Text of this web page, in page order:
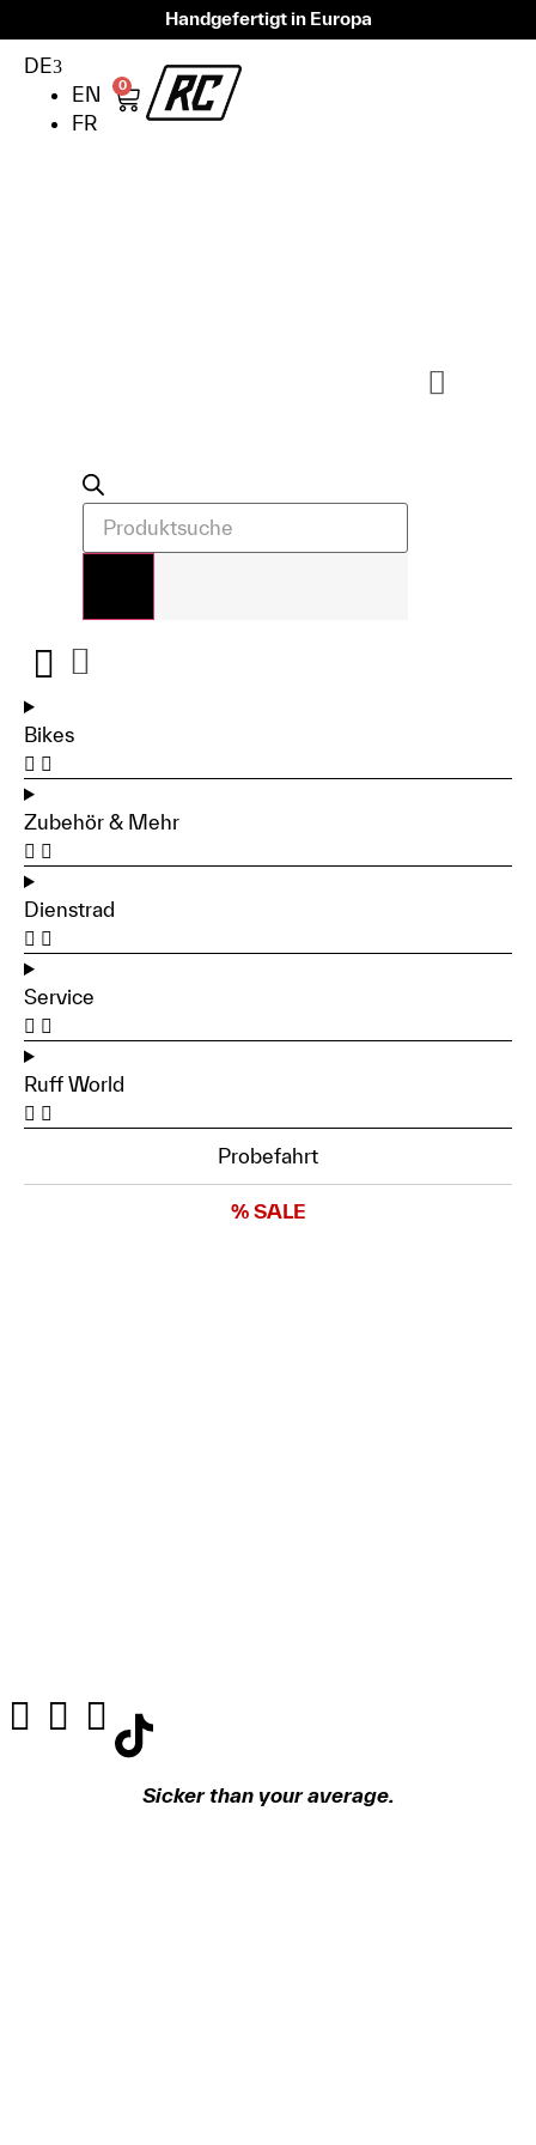
Handgefertigt in Europa
DE
EN
FR
0
Bikes
Zubehör & Mehr
Dienstrad
Service
Ruff World
Probefahrt
% SALE
Sicker than your average.